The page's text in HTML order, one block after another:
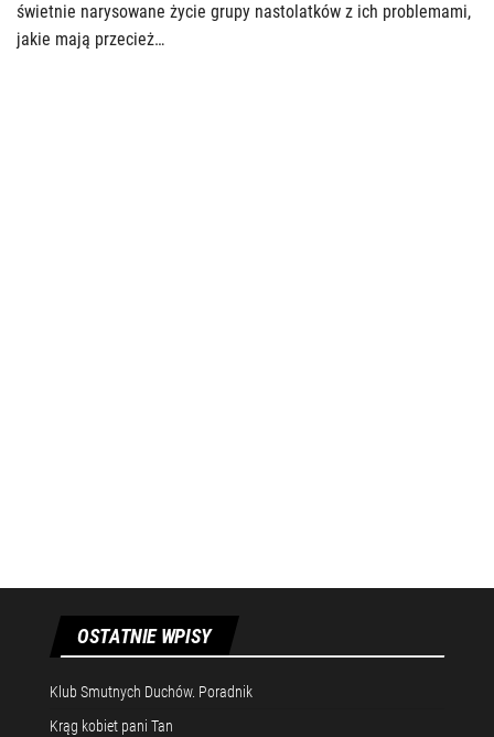
świetnie narysowane życie grupy nastolatków z ich problemami,
jakie mają przecież…
OSTATNIE WPISY
Klub Smutnych Duchów. Poradnik
Krąg kobiet pani Tan